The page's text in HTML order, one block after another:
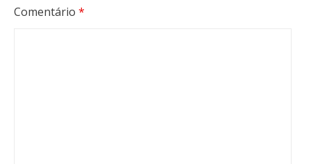
Comentário *